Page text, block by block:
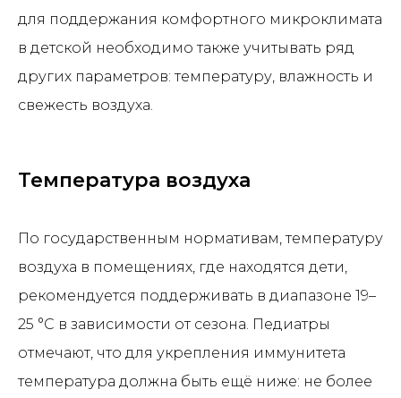
для поддержания комфортного микроклимата
в детской необходимо также учитывать ряд
других параметров: температуру, влажность и
свежесть воздуха.
Температура воздуха
По государственным нормативам, температуру
воздуха в помещениях, где находятся дети,
рекомендуется поддерживать в диапазоне 19–
25 °C в зависимости от сезона. Педиатры
отмечают, что для укрепления иммунитета
температура должна быть ещё ниже: не более